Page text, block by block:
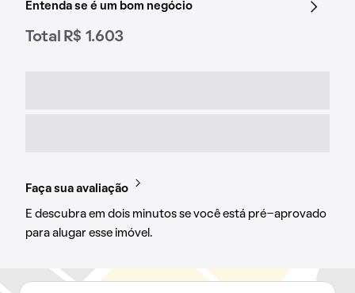
Entenda se é um bom negócio
Total R$ 1.603
Faça sua avaliação
E descubra em dois minutos se você está pré-aprovado
para alugar esse imóvel.